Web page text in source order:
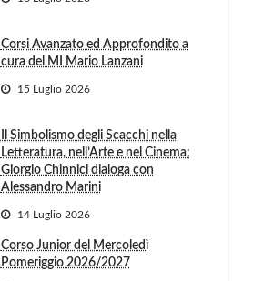
Corsi Avanzato ed Approfondito a
cura del MI Mario Lanzani
15 Luglio 2026
Il Simbolismo degli Scacchi nella
Letteratura, nell’Arte e nel Cinema:
Giorgio Chinnici dialoga con
Alessandro Marini
14 Luglio 2026
Corso Junior del Mercoledì
Pomeriggio 2026/2027